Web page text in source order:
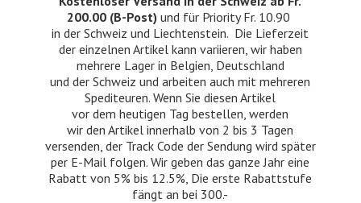
200.00 (B-Post) und für Priority Fr. 10.90
in der Schweiz und Liechtenstein. Die Lieferzeit
der einzelnen Artikel kann variieren, wir haben
mehrere Lager in Belgien, Deutschland
und der Schweiz und arbeiten auch mit mehreren
Spediteuren. Wenn Sie diesen Artikel
vor dem heutigen Tag bestellen, werden
wir den Artikel innerhalb von 2 bis 3 Tagen
versenden, der Track Code der Sendung wird später
per E-Mail folgen. Wir geben das ganze Jahr eine
Rabatt von 5% bis 12.5%, Die erste Rabattstufe
fängt an bei 300.-